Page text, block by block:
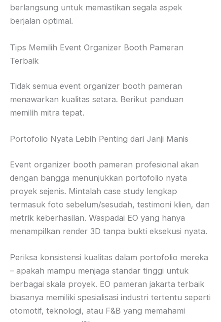
berlangsung untuk memastikan segala aspek
berjalan optimal.
Tips Memilih Event Organizer Booth Pameran
Terbaik
Tidak semua event organizer booth pameran
menawarkan kualitas setara. Berikut panduan
memilih mitra tepat.
Portofolio Nyata Lebih Penting dari Janji Manis
Event organizer booth pameran profesional akan
dengan bangga menunjukkan portofolio nyata
proyek sejenis. Mintalah case study lengkap
termasuk foto sebelum/sesudah, testimoni klien, dan
metrik keberhasilan. Waspadai EO yang hanya
menampilkan render 3D tanpa bukti eksekusi nyata.
Periksa konsistensi kualitas dalam portofolio mereka
– apakah mampu menjaga standar tinggi untuk
berbagai skala proyek. EO pameran jakarta terbaik
biasanya memiliki spesialisasi industri tertentu seperti
otomotif, teknologi, atau F&B yang memahami